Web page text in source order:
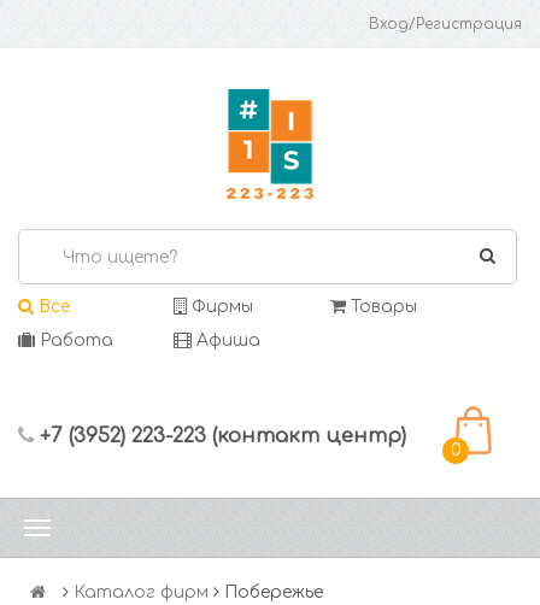
Вход/Регистрация
Все Фирмы
Товары
Работа
Афиша
+7 (3952) 223-223 (контакт центр)
0
Каталог фирм Побережье